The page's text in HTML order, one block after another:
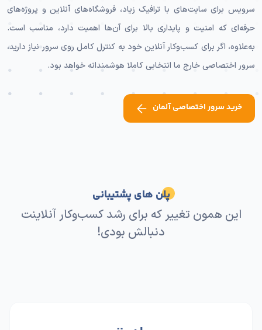
سرویس برای سایت‌های با ترافیک زیاد، فروشگاه‌های آنلاین و پروژه‌های
حرفه‌ای که امنیت و پایداری بالا برای آن‌ها اهمیت دارد، مناسب است.
به‌علاوه، اگر برای کسب‌وکار آنلاین خود به کنترل کامل روی سرور نیاز دارید،
سرور اختصاصی خارج ما انتخابی کاملا هوشمندانه خواهد بود.
خرید سرور اختصاصی آلمان
پلن های پشتیبانی
این همون تغییر که برای رشد کسب‌وکار آنلاینت
دنبالش بودی!